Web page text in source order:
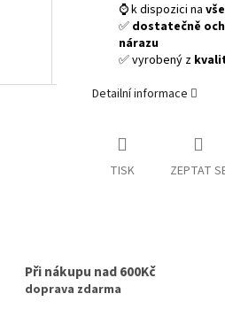
⌚ k dispozici na
✅ dostatečně
nárazu
✅ vyrobený z
Detailní informace
TISK ZEPTAT
Při nákupu nad 600Kč
doprava zdarma